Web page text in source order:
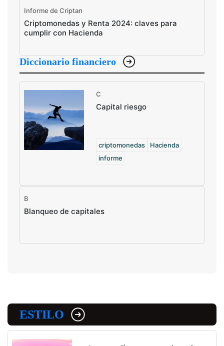
Informe de Criptan
Criptomonedas y Renta 2024: claves para
cumplir con Hacienda
Diccionario financiero
C
Capital riesgo
criptomonedas
Hacienda
informe
B
Blanqueo de capitales
ESTILO